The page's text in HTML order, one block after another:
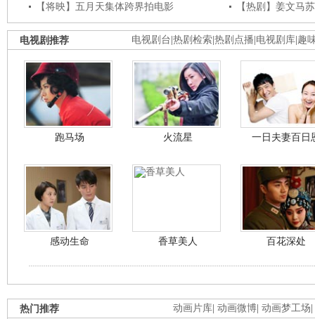
【将映】五月天集体跨界拍电影
【热剧】姜文马
电视剧台 热剧检索 热剧点播 电视剧库 趣
电视剧推荐
跑马场 火流星 一日夫妻百日
感动生命 香草美人 百花深处
动画片库 动画微博 动画梦工场
热门推荐